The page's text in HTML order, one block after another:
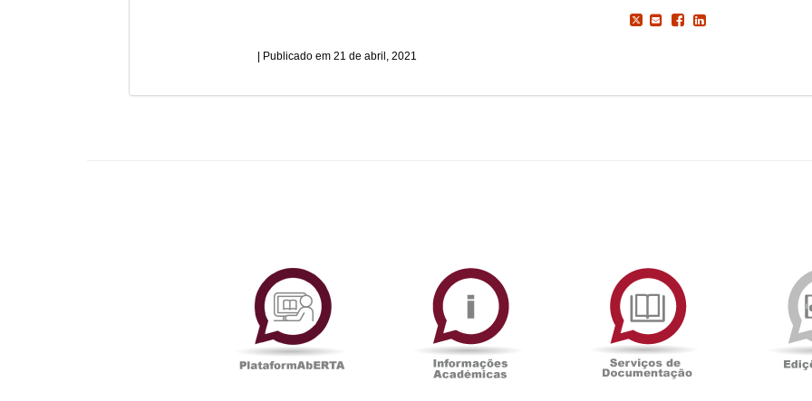
21 de abril, 2021
PlataformAberta
Académicas